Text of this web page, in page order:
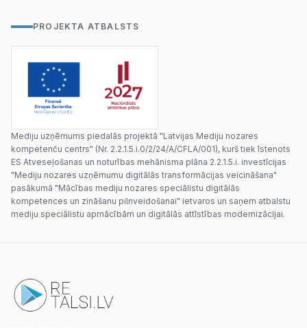
PROJEKTA ATBALSTS
Mediju uzņēmums piedalās projektā "Latvijas Mediju nozares
kompetenču centrs" (Nr. 2.2.1.5.i.0/2/24/A/CFLA/001), kurš tiek īstenots
ES Atveseļošanas un noturības mehānisma plāna 2.2.1.5.i. investīcijas
"Mediju nozares uzņēmumu digitālās transformācijas veicināšana"
pasākumā "Mācības mediju nozares speciālistu digitālās
kompetences un zināšanu pilnveidošanai" ietvaros un saņem atbalstu
mediju speciālistu apmācībām un digitālās attīstības modernizācijai.